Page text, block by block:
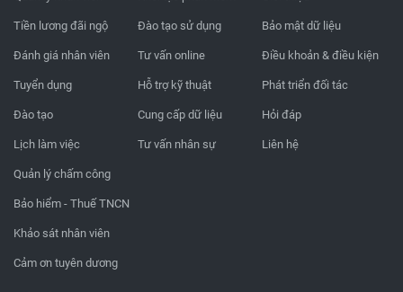
Tiền lương đãi ngộ
Đánh giá nhân viên
Tuyển dụng
Đào tạo
Lịch làm việc
Quản lý chấm công
Bảo hiểm - Thuế TNCN
Khảo sát nhân viên
Cảm ơn tuyên dương
Đào tạo sử dụng
Tư vấn online
Hỗ trợ kỹ thuật
Cung cấp dữ liệu
Tư vấn nhân sự
Bảo mật dữ liệu
Điều khoản & điều kiện
Phát triển đối tác
Hỏi đáp
Liên hệ